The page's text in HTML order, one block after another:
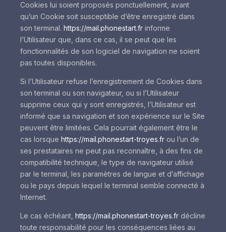
Cookies lui soient proposés ponctuellement, avant
qu’un Cookie soit susceptible d’être enregistré dans
son terminal. https://mail.phonestart.fr informe
l’Utilisateur que, dans ce cas, il se peut que les
fonctionnalités de son logiciel de navigation ne soient
pas toutes disponibles.
Si l’Utilisateur refuse l’enregistrement de Cookies dans
son terminal ou son navigateur, ou si l’Utilisateur
supprime ceux qui y sont enregistrés, l’Utilisateur est
informé que sa navigation et son expérience sur le Site
peuvent être limitées. Cela pourrait également être le
cas lorsque https://mail.phonestart-troyes.fr ou l’un de
ses prestataires ne peut pas reconnaître, à des fins de
compatibilité technique, le type de navigateur utilisé
par le terminal, les paramètres de langue et d’affichage
ou le pays depuis lequel le terminal semble connecté à
Internet.
Le cas échéant, https://mail.phonestart-troyes.fr décline
toute responsabilité pour les conséquences liées au